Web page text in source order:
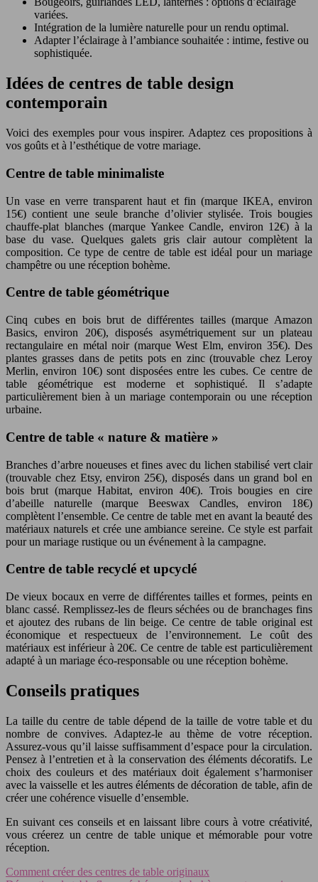
variées.
Intégration de la lumière naturelle pour un rendu optimal.
Adapter l’éclairage à l’ambiance souhaitée : intime, festive ou
sophistiquée.
Idées de centres de table design
contemporain
Voici des exemples pour vous inspirer. Adaptez ces propositions à
vos goûts et à l’esthétique de votre mariage.
Centre de table minimaliste
Un vase en verre transparent haut et fin (marque IKEA, environ
15€) contient une seule branche d’olivier stylisée. Trois bougies
chauffe-plat blanches (marque Yankee Candle, environ 12€) à la
base du vase. Quelques galets gris clair autour complètent la
composition. Ce type de centre de table est idéal pour un mariage
champêtre ou une réception bohème.
Centre de table géométrique
Cinq cubes en bois brut de différentes tailles (marque Amazon
Basics, environ 20€), disposés asymétriquement sur un plateau
rectangulaire en métal noir (marque West Elm, environ 35€). Des
plantes grasses dans de petits pots en zinc (trouvable chez Leroy
Merlin, environ 10€) sont disposées entre les cubes. Ce centre de
table géométrique est moderne et sophistiqué. Il s’adapte
particulièrement bien à un mariage contemporain ou une réception
urbaine.
Centre de table « nature & matière »
Branches d’arbre noueuses et fines avec du lichen stabilisé vert clair
(trouvable chez Etsy, environ 25€), disposés dans un grand bol en
bois brut (marque Habitat, environ 40€). Trois bougies en cire
d’abeille naturelle (marque Beeswax Candles, environ 18€)
complètent l’ensemble. Ce centre de table met en avant la beauté des
matériaux naturels et crée une ambiance sereine. Ce style est parfait
pour un mariage rustique ou un événement à la campagne.
Centre de table recyclé et upcyclé
De vieux bocaux en verre de différentes tailles et formes, peints en
blanc cassé. Remplissez-les de fleurs séchées ou de branchages fins
et ajoutez des rubans de lin beige. Ce centre de table original est
économique et respectueux de l’environnement. Le coût des
matériaux est inférieur à 20€. Ce centre de table est particulièrement
adapté à un mariage éco-responsable ou une réception bohème.
Conseils pratiques
La taille du centre de table dépend de la taille de votre table et du
nombre de convives. Adaptez-le au thème de votre réception.
Assurez-vous qu’il laisse suffisamment d’espace pour la circulation.
Pensez à l’entretien et à la conservation des éléments décoratifs. Le
choix des couleurs et des matériaux doit également s’harmoniser
avec la vaisselle et les autres éléments de décoration de table, afin de
créer une cohérence visuelle d’ensemble.
En suivant ces conseils et en laissant libre cours à votre créativité,
vous créerez un centre de table unique et mémorable pour votre
réception.
Comment créer des centres de table originaux